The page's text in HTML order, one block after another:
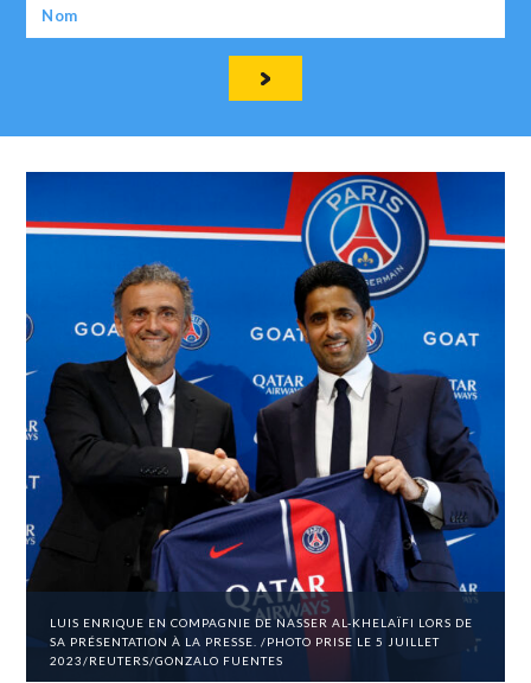
LUIS ENRIQUE EN COMPAGNIE DE NASSER AL-KHELAÏFI LORS DE
SA PRÉSENTATION À LA PRESSE. /PHOTO PRISE LE 5 JUILLET
2023/REUTERS/GONZALO FUENTES